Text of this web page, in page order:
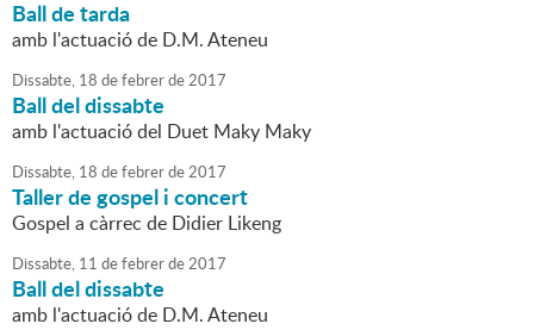
Ball de tarda
amb l'actuació de D.M. Ateneu
Dissabte, 18 defebrerde2017
Ball del dissabte
amb l'actuació del Duet Maky Maky
Dissabte, 18 defebrerde2017
Taller de gospel i concert
Gospel a càrrec de Didier Likeng
Dissabte, 11 defebrerde2017
Ball del dissabte
amb l'actuació de D.M. Ateneu